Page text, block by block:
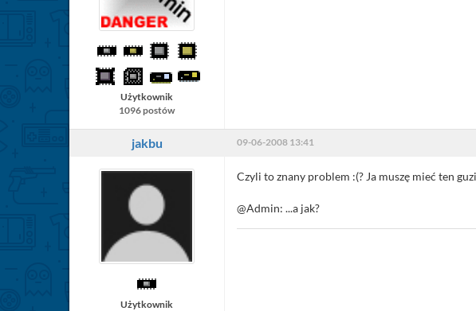
Użytkownik
1096 postów
jakbu 09-06-2008 13:41
Użytkownik
Czyli to znany problem :(? Ja muszę mieć ten
@Admin: ...a jak?